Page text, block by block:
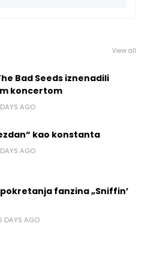
View all
Bad Seeds iznenadili
koncertom
AGO
kao konstanta
AGO
fanzina „Sniffin’
DAYS AGO